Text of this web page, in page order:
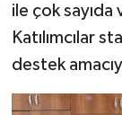
ile çok sayıda
Katılımcılar
destek
Denizli
Düzce
Diyanet
İhtida
YAŞAM